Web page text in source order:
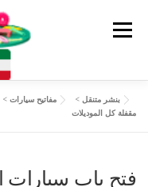
القائمة
كراج متنقل
بنشر متنقل > مفاتيح سيارات >
مقفلة كل الموديلات